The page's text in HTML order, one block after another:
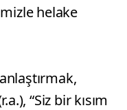
helake
“Siz bir kısım